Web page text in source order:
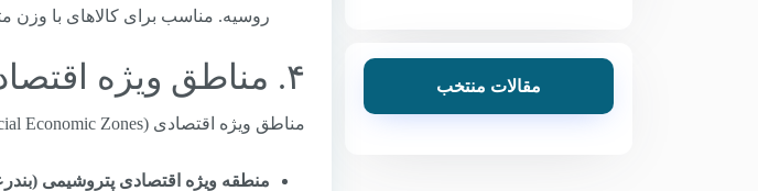
مقالات منتخب
روسیه. مناسب برای کالاهای با وزن
۴. مناطق ویژه اقتصادی و گمرکات وابسته
مناطق ویژه اقتصادی (Special Economic Zones) دارای گمرک اختصاصی با تسهیلات بیشتر هستند:
منطقه ویژه اقتصادی پتروشیمی